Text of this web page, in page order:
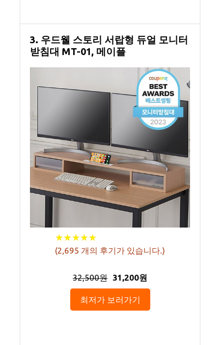
3. 우드웰 스토리 서랍형 듀얼 모니터
받침대 MT-01, 메이플
★★★★★
★★★★★
(2,695 개의 후기가 있습니다.)
32,500원 31,200원
최저가 보러가기